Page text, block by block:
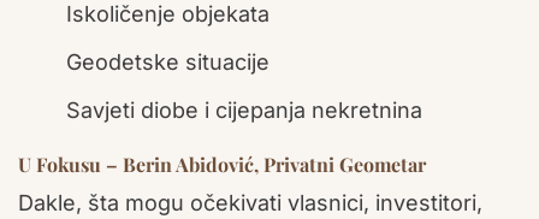
Iskoličenje objekata
Geodetske situacije
Savjeti diobe i cijepanja nekretnina
U Fokusu – Berin Abidović, Privatni Geometar
Dakle, šta mogu očekivati vlasnici, investitori,